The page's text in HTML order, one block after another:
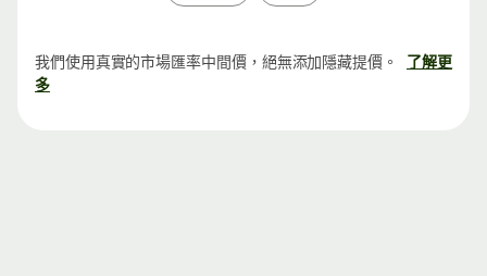
我們使用真實的市場匯率中間價，絕無添加隱藏提價。
了解更
多